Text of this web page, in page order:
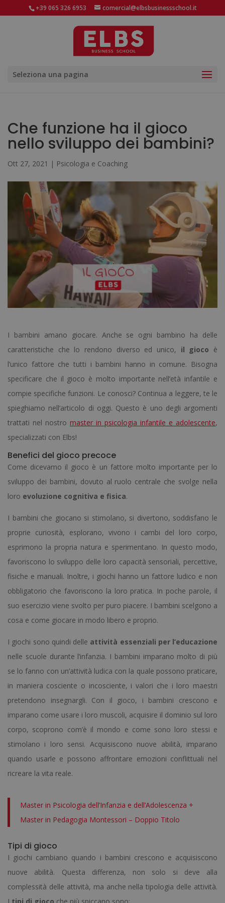
+39 065 326 6953 comercial@elbsbusinessschool.it
Seleziona una pagina
Che funzione ha il gioco
nello sviluppo dei bambini?
Ott 27, 2021 | Psicologia e Coaching
I bambini amano giocare. Anche se ogni bambino ha delle
caratteristiche che lo rendono diverso ed unico, il gioco è
l’unico fattore che tutti i bambini hanno in comune. Bisogna
specificare che il gioco è molto importante nell’età infantile e
compie specifiche funzioni. Le conosci? Continua a leggere, te le
spieghiamo nell’articolo di oggi. Questo è uno degli argomenti
trattati nel nostro master in psicologia infantile e adolescente,
specializzati con Elbs!
Benefici del gioco precoce
Come dicevamo il gioco è un fattore molto importante per lo
sviluppo dei bambini, dovuto al ruolo centrale che svolge nella
loro evoluzione cognitiva e fisica.
I bambini che giocano si stimolano, si divertono, soddisfano le
proprie curiosità, esplorano, vivono i cambi del loro corpo,
esprimono la propria natura e sperimentano. In questo modo,
favoriscono lo sviluppo delle loro capacità sensoriali, percettive,
fisiche e manuali. Inoltre, i giochi hanno un fattore ludico e non
obbligatorio che favoriscono la loro pratica. In poche parole, il
suo esercizio viene svolto per puro piacere. I bambini scelgono a
cosa e come giocare in modo libero e proprio.
I giochi sono quindi delle attività essenziali per l’educazione
nelle scuole durante l’infanzia. I bambini imparano molto di più
se lo fanno con un’attività ludica con la quale possono praticare,
in maniera cosciente o incosciente, i valori che i loro maestri
pretendono insegnargli. Con il gioco, i bambini crescono e
imparano come usare i loro muscoli, acquisire il dominio sul loro
corpo, scoprono com’è il mondo e come sono loro stessi e
stimolano i loro sensi. Acquisiscono nuove abilità, imparano
quando usarle e possono affrontare emozioni conflittuali nel
ricreare la vita reale.
Master in Psicologia dell’Infanzia e dell’Adolescenza +
Master in Pedagogia Montessori – Doppio Titolo
Tipi di gioco
I giochi cambiano quando i bambini crescono e acquisiscono
nuove abilità. Questa differenza, non solo si deve alla
complessità delle attività, ma anche nella tipologia delle attività.